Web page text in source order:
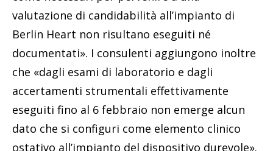
valutazione di candidabilità all’impianto di
Berlin Heart non risultano eseguiti né
documentati». I consulenti aggiungono inoltre
che «dagli esami di laboratorio e dagli
accertamenti strumentali effettivamente
eseguiti fino al 6 febbraio non emerge alcun
dato che si configuri come elemento clinico
ostativo all’impianto del dispositivo durevole».